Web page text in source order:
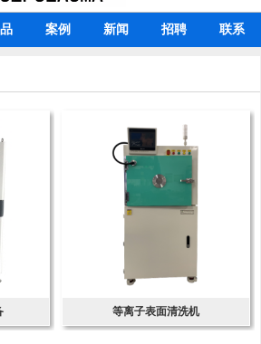
案例 新闻 招聘 联系
等离子表面清洗机